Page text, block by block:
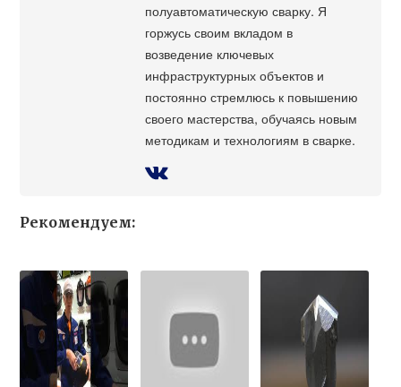
полуавтоматическую сварку. Я
горжусь своим вкладом в
возведение ключевых
инфраструктурных объектов и
постоянно стремлюсь к повышению
своего мастерства, обучаясь новым
методикам и технологиям в сварке.
Рекомендуем: